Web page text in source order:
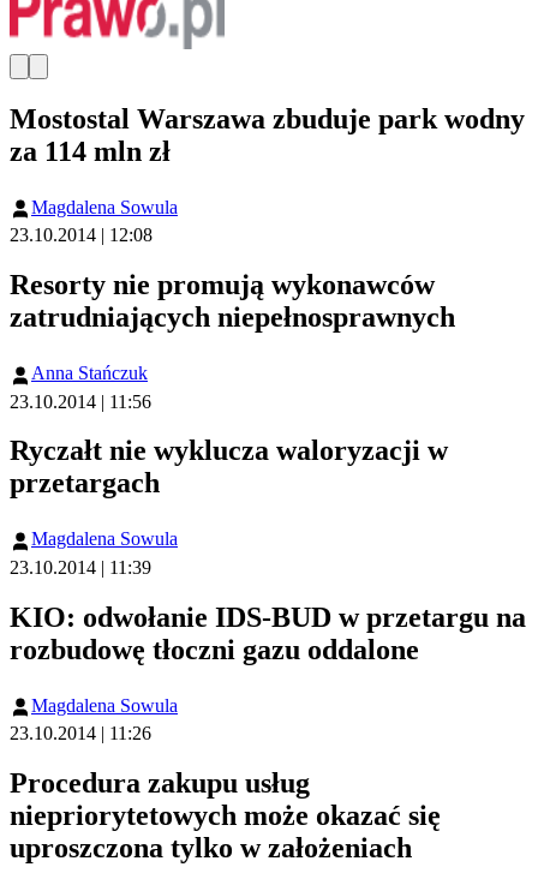
Mostostal Warszawa zbuduje park wodny
za 114 mln zł
Magdalena Sowula
23.10.2014 | 12:08
Resorty nie promują wykonawców
zatrudniających niepełnosprawnych
Anna Stańczuk
23.10.2014 | 11:56
Ryczałt nie wyklucza waloryzacji w
przetargach
Magdalena Sowula
23.10.2014 | 11:39
KIO: odwołanie IDS-BUD w przetargu na
rozbudowę tłoczni gazu oddalone
Magdalena Sowula
23.10.2014 | 11:26
Procedura zakupu usług
niepriorytetowych może okazać się
uproszczona tylko w założeniach